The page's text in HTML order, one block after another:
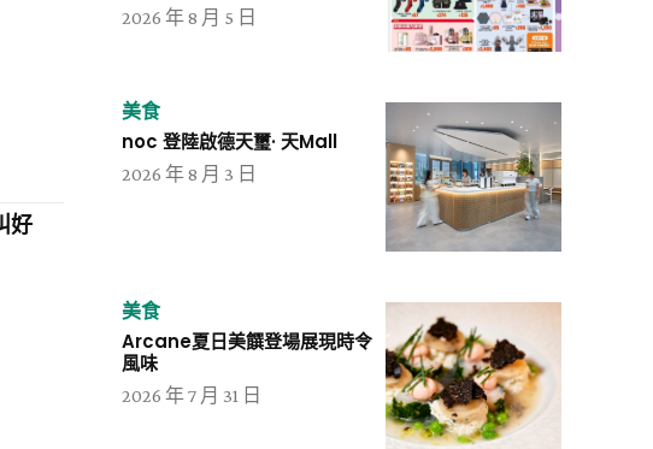
好
2026 年 8 月 5 日
美食
noc 登陸啟德天璽· 天Mall
2026 年 8 月 3 日
美食
Arcane夏日美饌登場展現時令
風味
2026 年 7 月 31 日